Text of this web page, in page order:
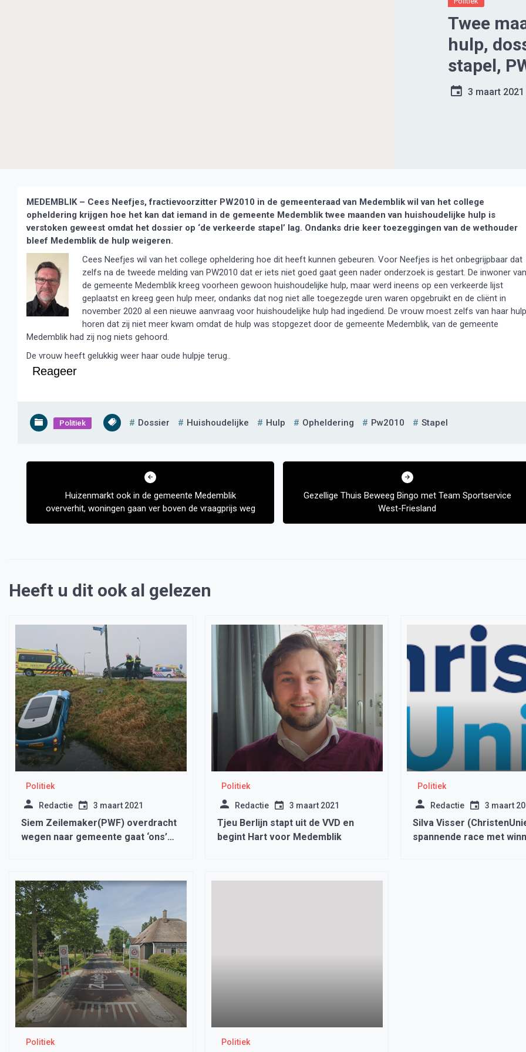
Twee
hulp,
stapel,
3 maart 2021
MEDEMBLIK – Cees Neefjes, fractievoorzitter PW2010 in de gemeenteraad van Medemblik wil van het college
opheldering krijgen hoe het kan dat iemand in de gemeente Medemblik twee maanden van huishoudelijke hulp is
verstoken geweest omdat het dossier op ‘de verkeerde stapel’ lag. Ondanks drie keer toezeggingen van de wethouder
bleef Medemblik de hulp weigeren.
Cees Neefjes wil van het college opheldering hoe dit heeft kunnen gebeuren. Voor Neefjes is het onbegrijpbaar dat
zelfs na de tweede melding van PW2010 dat er iets niet goed gaat geen nader onderzoek is gestart. De inwoner van
de gemeente Medemblik kreeg voorheen gewoon huishoudelijke hulp, maar werd ineens op een verkeerde lijst
geplaatst en kreeg geen hulp meer, ondanks dat nog niet alle toegezegde uren waren opgebruikt en de cliënt in
november 2020 al een nieuwe aanvraag voor huishoudelijke hulp had ingediend. De vrouw moest zelfs van haar hulp
horen dat zij niet meer kwam omdat de hulp was stopgezet door de gemeente Medemblik, van de gemeente
Medemblik had zij nog niets gehoord.
De vrouw heeft gelukkig weer haar oude hulpje terug..
Reageer
Politiek Dossier Huishoudelijke Hulp Opheldering Pw2010 Stapel
Bericht
Huizenmarkt ook in de gemeente Medemblik
oververhit, woningen gaan ver boven de vraagprijs weg
Gezellige Thuis Beweeg Bingo met Team Sportservice
West-Friesland
Heeft u dit ook al gelezen
Politiek
Redactie 3 maart 2021
Siem Zeilemaker(PWF) overdracht
wegen naar gemeente gaat ‘ons’
Politiek
Redactie 3 maart 2021
Tjeu Berlijn stapt uit de VVD en
begint Hart voor Medemblik
Politiek
Redactie 3 maart
Silva Visser
spannende race met
Politiek Politiek